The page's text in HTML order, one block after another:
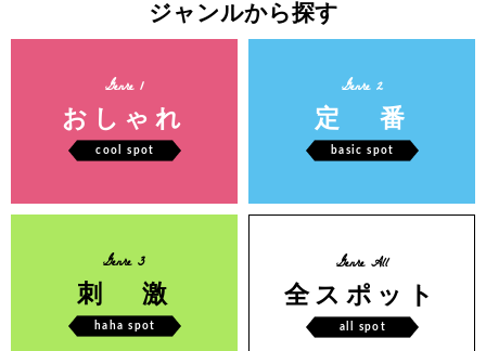
ジャンルから探す
Genre 1
おしゃれ
cool spot
Genre 2
定 番
basic spot
Genre 3
刺 激
haha spot
Genre All
全スポット
all spot